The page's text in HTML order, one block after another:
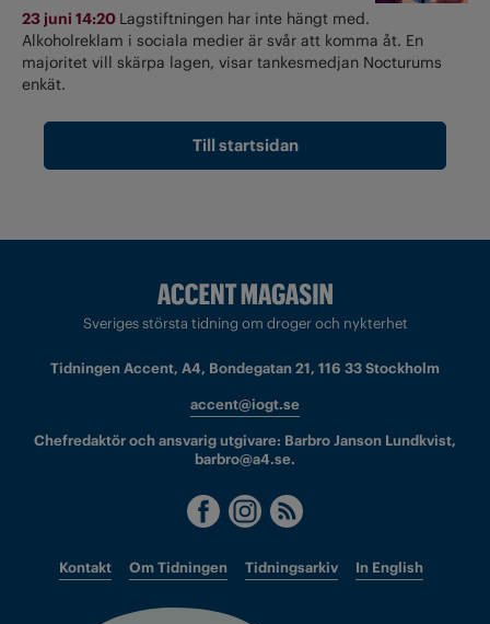
23 juni 14:20 Lagstiftningen har inte hängt med.
Alkoholreklam i sociala medier är svår att komma åt. En
majoritet vill skärpa lagen, visar tankesmedjan Nocturums
enkät.
Till startsidan
Sveriges största tidning om droger och nykterhet
Tidningen Accent, A4, Bondegatan 21, 116 33 Stockholm
accent@iogt.se
Chefredaktör och ansvarig utgivare: Barbro Janson Lundkvist,
barbro@a4.se.
Kontakt Om Tidningen Tidningsarkiv In English